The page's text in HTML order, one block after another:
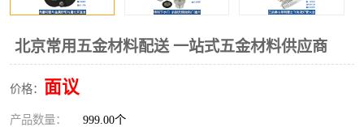
北京常用五金材料配送 一站式五金材料供应商
价格： 面议
产品数量： 999.00个